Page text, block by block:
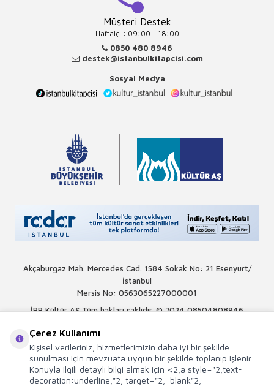
Müşteri Destek
Haftaiçi : 09:00 - 18:00
0850 480 8946
destek@istanbulkitapcisi.com
Sosyal Medya
Akçaburgaz Mah. Mercedes Cad. 1584 Sokak No: 21 Esenyurt/
İstanbul
Mersis No: 0563065227000001
İBB Kültür AŞ Tüm hakları saklıdır. © 2024 08504808946
Çerez Kullanımı
Kişisel verileriniz, hizmetlerimizin daha iyi bir şekilde
sunulması için mevzuata uygun bir şekilde toplanıp işlenir.
Konuyla ilgili detaylı bilgi almak için <2;a style="2;text-
decoration:underline;"2; target="2;_blank"2;